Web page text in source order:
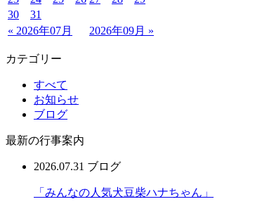
« 2026年07月 2026年09月 »
30
31
カテゴリー
すべて
お知らせ
ブログ
最新の行事案内
2026.07.31 ブログ
「みんなの人気犬豆柴ハナちゃん」